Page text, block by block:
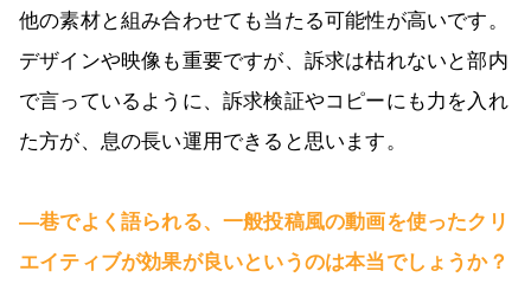
他の素材と組み合わせても当たる可能性が高いです。
デザインや映像も重要ですが、訴求は枯れないと部内
で言っているように、訴求検証やコピーにも力を入れ
た方が、息の長い運用できると思います。
―巷でよく語られる、一般投稿風の動画を使ったクリ
エイティブが効果が良いというのは本当でしょうか？